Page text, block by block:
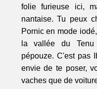
folie furieuse ici,
nantaise. Tu peux
Pornic en mode
la vallée du
pépouze. C'est pas
envie de te poser,
vaches que de